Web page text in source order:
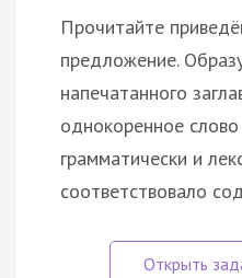
Прочитайте
предложение.
напечатанного
однокоренное
грамматически и
соответствовало